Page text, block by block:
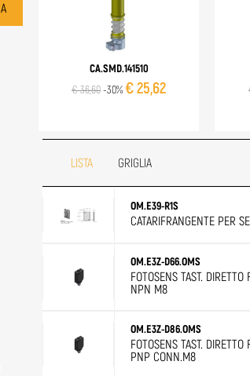
CA.SMD.141510
€ 36,60-30%€ 25,62
LISTA GRIGLIA
OM.E39-R1S
CATARIFRANGENTE PER
OM.E3Z-D66.OMS
FOTOSENS TAST. DIRETTO
NPN M8
OM.E3Z-D86.OMS
FOTOSENS TAST. DIRETTO
PNP CONN.M8